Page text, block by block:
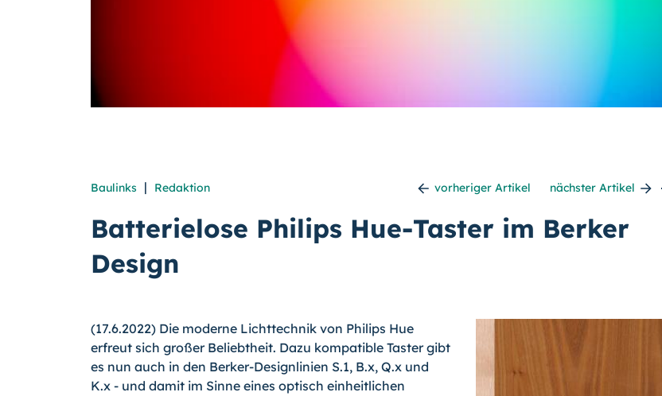
Baulinks | Redaktion vorheriger Artikel nächster Artikel
Batterielose Philips Hue-Taster im Berker
Design
(17.6.2022) Die moderne Lichttechnik von Philips Hue
erfreut sich großer Beliebtheit. Dazu kompatible Taster gibt
es nun auch in den Ber­ker-Designlinien S.1, B.x, Q.x und
K.x - und damit im Sinne eines optisch einheitlichen